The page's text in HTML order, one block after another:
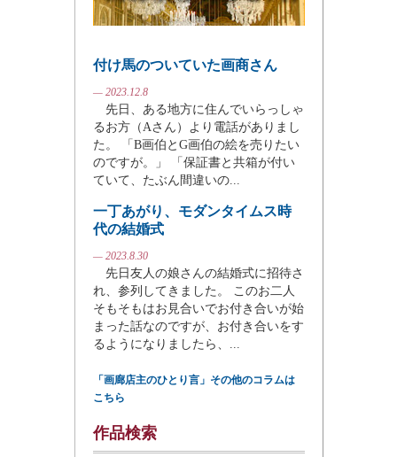
付け馬のついていた画商さん
— 2023.12.8
先日、ある地方に住んでいらっしゃ
るお方（Aさん）より電話がありまし
た。 「B画伯とG画伯の絵を売りたい
のですが。」 「保証書と共箱が付い
ていて、たぶん間違いの...
一丁あがり、モダンタイムス時
代の結婚式
— 2023.8.30
先日友人の娘さんの結婚式に招待さ
れ、参列してきました。 このお二人
そもそもはお見合いでお付き合いが始
まった話なのですが、お付き合いをす
るようになりましたら、...
「画廊店主のひとり言」その他のコラムは
こちら
作品検索